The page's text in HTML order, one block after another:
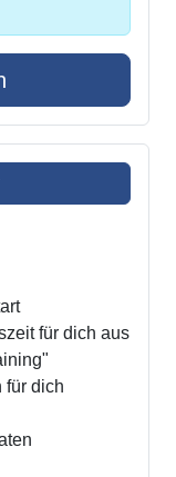
für dich aus
für dich